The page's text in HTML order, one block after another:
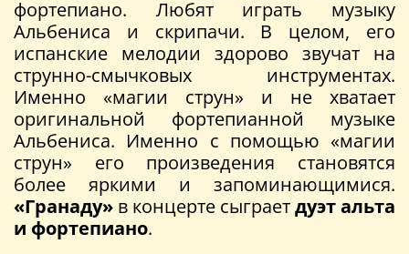
фортепиано. Любят играть музыку
Альбениса и скрипачи. В целом, его
испанские мелодии здорово звучат на
струнно-смычковых инструментах.
Именно «магии струн» и не хватает
оригинальной фортепианной музыке
Альбениса. Именно с помощью «магии
струн» его произведения становятся
более яркими и запоминающимися.
«Гранаду» в концерте сыграетдуэт альта
и фортепиано.